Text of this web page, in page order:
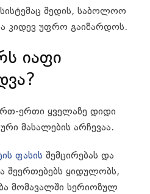
შედის, საბოლოო
კიდევ უფრო გაიზარდოს.
იაფი
ერთი ყველაზე დიდი
მასალების არჩევაა.
ფასის შემცირებას და
შეერთებებს ყიდულობს,
მომავალში სერიოზულ